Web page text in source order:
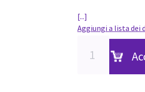
[...]
Aggiungi a lista dei